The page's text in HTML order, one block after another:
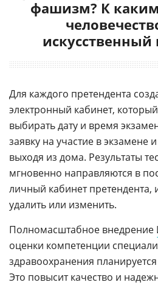
фашизм? К
искусственный
Для каждого претендента
электронный кабинет,
выбирать дату и время
заявку на участие в экзамене
выходя из дома. Результаты
мгновенно направляются в
личный кабинет претендента,
удалить или изменить.
Полномасштабное внедрение
оценки компетенции
здравоохранения
Это повысит качество и